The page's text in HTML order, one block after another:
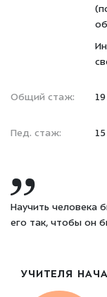
Общий стаж:
Пед. стаж:
Научить человека
его так, чтобы он
УЧИТЕЛЯ